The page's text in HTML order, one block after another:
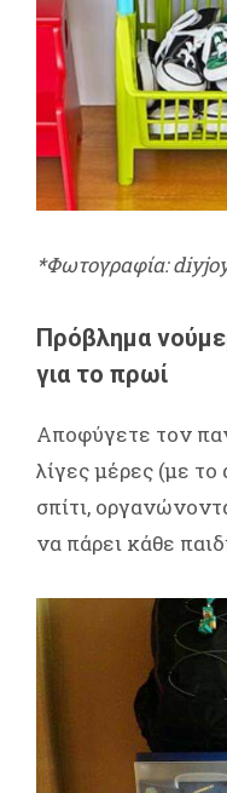
*Φωτογραφία:
Πρόβλημα
για το πρωί
Αποφύγετε τον
λίγες μέρες (με
σπίτι,
να πάρει κάθε